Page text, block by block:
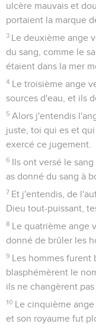
ulcère mauvais et
portaient la marque
3 Le deuxième ange
du sang, comme le
étaient dans la mer
4 Le troisième ange
sources d'eau, et ils
5 Alors j'entendis
juste, toi qui es et
exercé ce jugement.
6 Ils ont versé le
as donné du sang à
7 Et j'entendis, de
Dieu tout-puissant,
8 Le quatrième ange
donné de brûler les
9 Les hommes furent
blasphémèrent le
ils ne changèrent
10 Le cinquième
et son royaume fut